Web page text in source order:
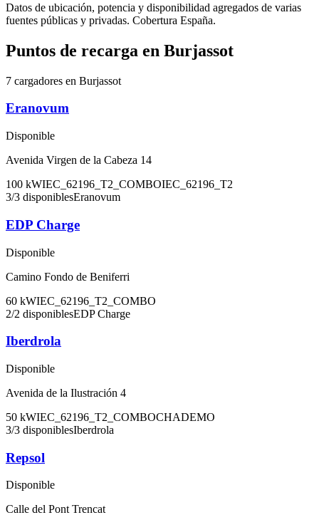
Datos de ubicación, potencia y disponibilidad agregados de varias
fuentes públicas y privadas. Cobertura España.
Puntos de recarga en Burjassot
7 cargadores en Burjassot
Eranovum
Disponible
Avenida Virgen de la Cabeza 14
100 kWIEC_62196_T2_COMBOIEC_62196_T2
3/3 disponiblesEranovum
EDP Charge
Disponible
Camino Fondo de Beniferri
60 kWIEC_62196_T2_COMBO
2/2 disponiblesEDP Charge
Iberdrola
Disponible
Avenida de la Ilustración 4
50 kWIEC_62196_T2_COMBOCHADEMO
3/3 disponiblesIberdrola
Repsol
Disponible
Calle del Pont Trencat